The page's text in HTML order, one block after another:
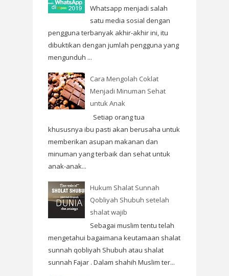
Whatsapp menjadi salah
satu media sosial dengan
pengguna terbanyak akhir-akhir ini, itu
dibuktikan dengan jumlah pengguna yang
mengunduh ...
Cara Mengolah Coklat
Menjadi Minuman Sehat
untuk Anak
Setiap orang tua
khususnya ibu pasti akan berusaha untuk
memberikan asupan makanan dan
minuman yang terbaik dan sehat untuk
anak-anak...
Hukum Shalat Sunnah
Qobliyah Shubuh setelah
shalat wajib
Sebagai muslim tentu telah
mengetahui bagaimana keutamaan shalat
sunnah qobliyah Shubuh atau shalat
sunnah Fajar . Dalam shahih Muslim ter...